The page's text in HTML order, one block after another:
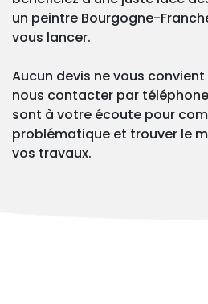
un peintre Bourgogne-
vous lancer.
Aucun devis ne vous convient
nous contacter par
sont à votre écoute pour
problématique et trouver le
vos travaux.